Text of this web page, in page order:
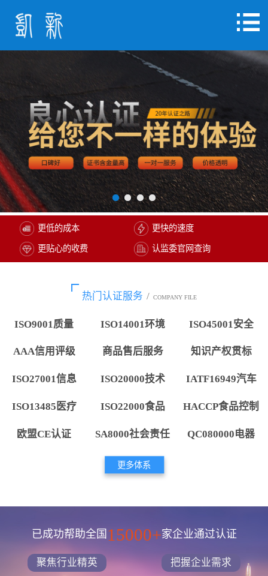
更低的成本 更快的速度
更贴心的收费 认监委官网查询
热门认证服务 / COMPANY FILE
ISO9001质量 ISO14001环境 ISO45001安全
AAA信用评级 商品售后服务 知识产权贯标
ISO27001信息 ISO20000技术 IATF16949汽车
ISO13485医疗 ISO22000食品 HACCP食品控制
欧盟CE认证 SA8000社会责任 QC080000电器
更多体系
已成功帮助全国 15000+家企业通过认证
聚焦行业精英 把握企业需求